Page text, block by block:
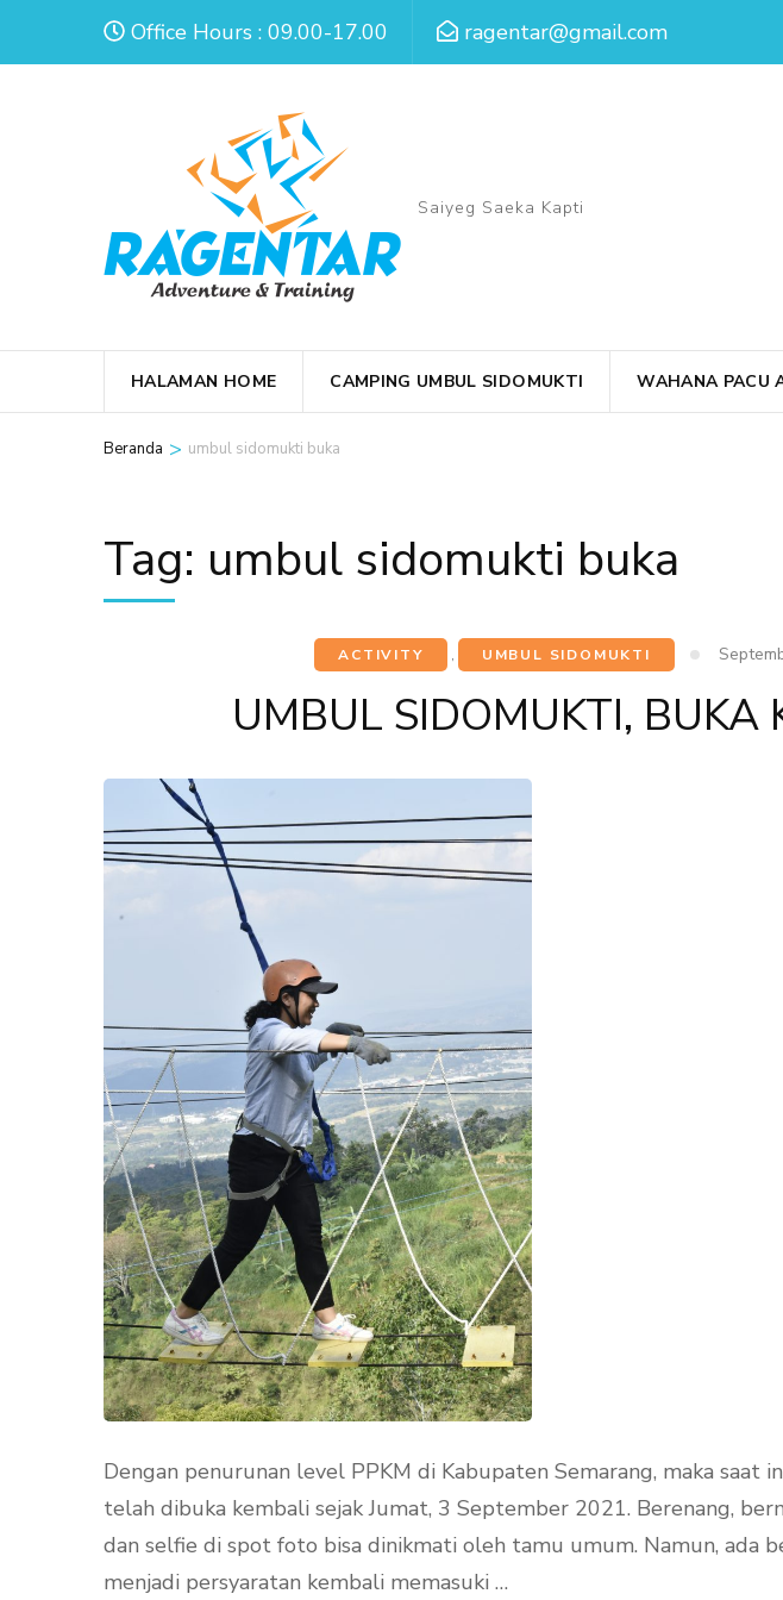
Office Hours : 09.00-17.00 ragentar@gmail.com
Saiyeg Saeka Kapti
HALAMAN HOME CAMPING UMBUL SIDOMUKTI WAHANA PACU
Beranda > umbul sidomukti buka
Tag: umbul sidomukti buka
ACTIVITY , UMBUL SIDOMUKTI
UMBUL SIDOMUKTI, BUKA
Dengan penurunan level PPKM di Kabupaten Semarang, maka saat
telah dibuka kembali sejak Jumat, 3 September 2021. Berenang,
dan selfie di spot foto bisa dinikmati oleh tamu umum. Namun, ada
menjadi persyaratan kembali memasuki …